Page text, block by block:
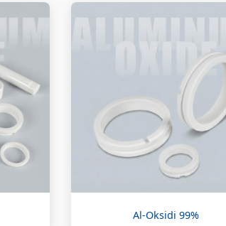
Al-Oksidi 99%